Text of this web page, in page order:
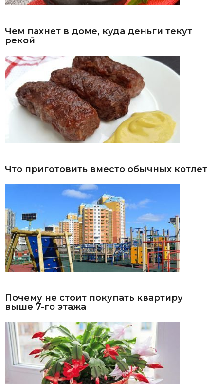
Чем пахнет в доме, куда деньги текут
рекой
Что приготовить вместо обычных котлет
Почему не стоит покупать квартиру
выше 7-го этажа